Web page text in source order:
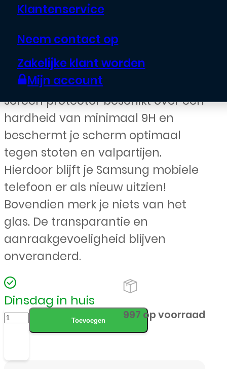
Klantenservice
Neem contact op
Zakelijke klant worden
Mijn account
€10,00
Houd het scherm van je Samsung
telefoon krasvrij met de Tempered
Glass Screen Protector. De glazen
screen protector beschikt over een
hardheid van minimaal 9H en
beschermt je scherm optimaal
tegen stoten en valpartijen.
Hierdoor blijft je Samsung mobiele
telefoon er als nieuw uitzien!
Bovendien merk je niets van het
glas. De transparantie en
aanraakgevoeligheid blijven
onveranderd.
Dinsdag in huis
Samsung
Toevoegen 997 op voorraad